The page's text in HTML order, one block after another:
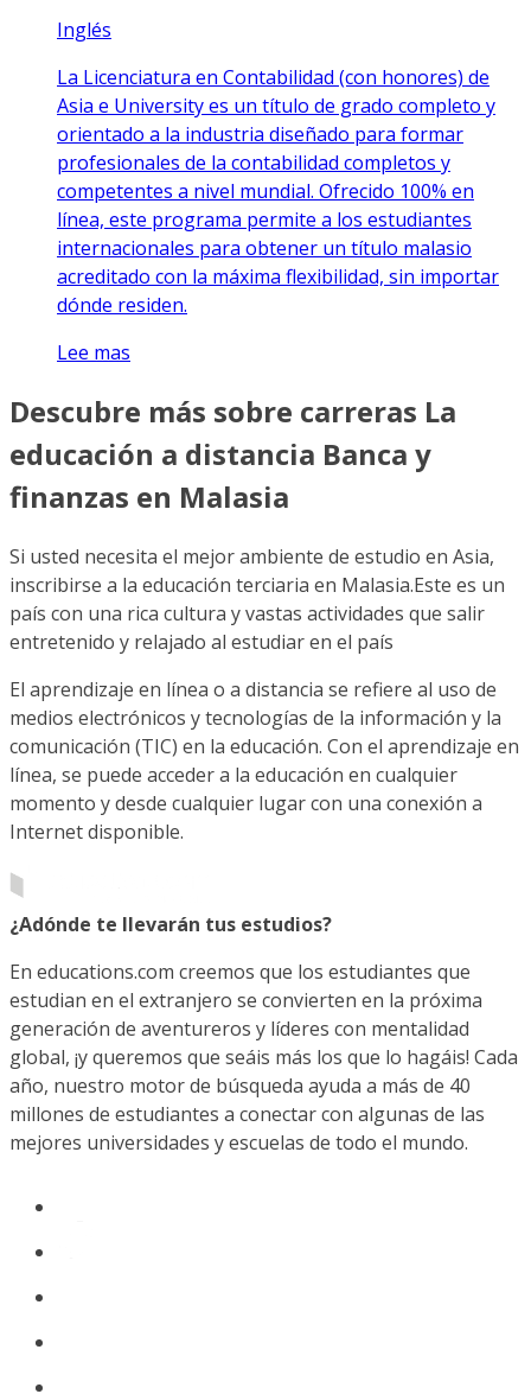
Inglés
La Licenciatura en Contabilidad (con honores) de
Asia e University es un título de grado completo y
orientado a la industria diseñado para formar
profesionales de la contabilidad completos y
competentes a nivel mundial. Ofrecido 100% en
línea, este programa permite a los estudiantes
internacionales para obtener un título malasio
acreditado con la máxima flexibilidad, sin importar
dónde residen.
Lee mas
Descubre más sobre carreras La
educación a distancia Banca y
finanzas en Malasia
Si usted necesita el mejor ambiente de estudio en Asia,
inscribirse a la educación terciaria en Malasia.Este es un
país con una rica cultura y vastas actividades que salir
entretenido y relajado al estudiar en el país
El aprendizaje en línea o a distancia se refiere al uso de
medios electrónicos y tecnologías de la información y la
comunicación (TIC) en la educación. Con el aprendizaje en
línea, se puede acceder a la educación en cualquier
momento y desde cualquier lugar con una conexión a
Internet disponible.
¿Adónde te llevarán tus estudios?
En educations.com creemos que los estudiantes que
estudian en el extranjero se convierten en la próxima
generación de aventureros y líderes con mentalidad
global, ¡y queremos que seáis más los que lo hagáis! Cada
año, nuestro motor de búsqueda ayuda a más de 40
millones de estudiantes a conectar con algunas de las
mejores universidades y escuelas de todo el mundo.